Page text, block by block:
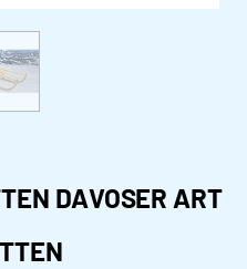
DAVOSER ART